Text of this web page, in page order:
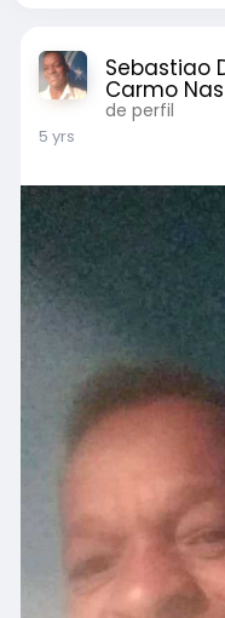
Sebastiao
Carmo
de perfil
5 yrs